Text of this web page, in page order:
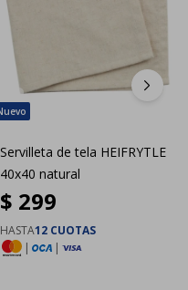
Servilleta de tela HEIFRYTLE
40x40 natural
$ 299
HASTA12 CUOTAS
|
|